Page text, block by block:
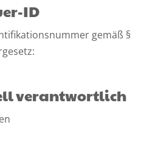
ID
gemäß §
verantwortlich